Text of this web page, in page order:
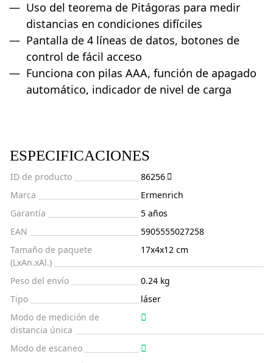
Uso del teorema de Pitágoras para medir
distancias en condiciones difíciles
Pantalla de 4 líneas de datos, botones de
control de fácil acceso
Funciona con pilas AAA, función de apagado
automático, indicador de nivel de carga
ESPECIFICACIONES
ID de producto
86256
Marca
Ermenrich
Garantía
5 años
EAN
5905555027258
Tamaño de paquete
(LxAn.xAl.)
17x4x12 cm
Peso del envío
0.24 kg
Tipo
láser
Modo de medición de
distancia única
Modo de escaneo